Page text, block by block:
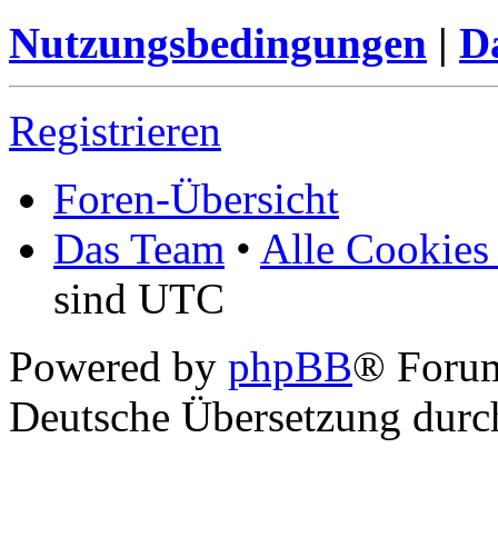
Nutzungsbedingungen |
Registrieren
Foren-Übersicht
Das Team • Alle Cookies
sind UTC
Powered by phpBB®
Deutsche Übersetzung